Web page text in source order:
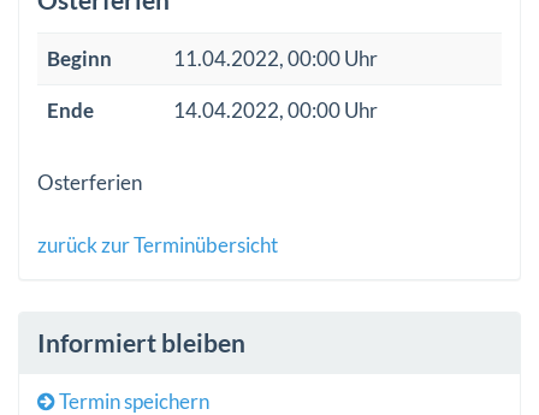
Beginn 11.04.2022, 00:00 Uhr
Ende 14.04.2022, 00:00 Uhr
Osterferien
zurück zur Terminübersicht
Informiert bleiben
Termin speichern